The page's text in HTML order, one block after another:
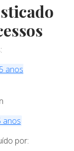
anos
anos
por: